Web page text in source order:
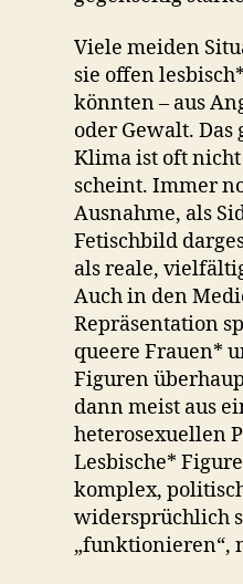
Viele meiden
sie offen
könnten – aus
oder Gewalt.
Klima ist oft nicht
scheint. Immer
Ausnahme, als
Fetischbild
als reale,
Auch in den
Repräsentation
queere Frauen*
Figuren
dann meist aus
heterosexuellen
Lesbische*
komplex,
widersprüchlich
„funktionieren“,